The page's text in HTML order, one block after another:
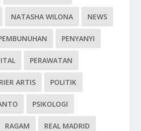
NATASHA WILONA NEWS
PENYANYI
PERAWATAN
ARTIS POLITIK
PSIKOLOGI
RAGAM REAL MADRID